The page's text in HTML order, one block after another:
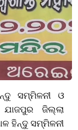
ସମ୍ମିଳନୀ ଓ
ଜିଲ୍ଲା
ହିନ୍ଦୁ ସମ୍ମିଳନୀ